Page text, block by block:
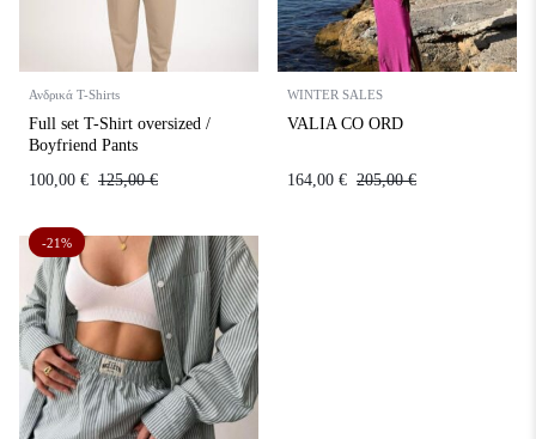
Ανδρικά T-Shirts
Full set T-Shirt oversized /
Boyfriend Pants
125,00€
100,00 €
WINTER SALES
VALIA CO ORD
205,00€
164,00 €
-21%